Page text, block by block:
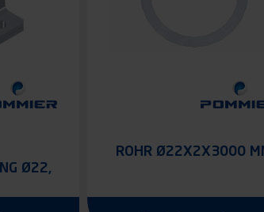
Ø22,
ROHR Ø22X2X3000